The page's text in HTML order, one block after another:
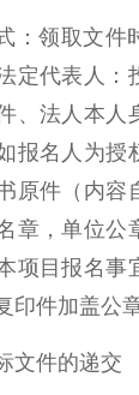
：领取文件
定代表人：
、法人本人
报名人为授
原件（内容
章，单位公
项目报名事
印件加盖公章
文件的递交